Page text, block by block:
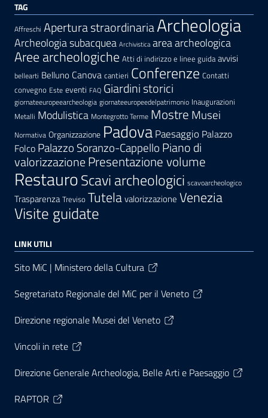
TAG
Affreschi Apertura straordinariaArcheologia
Archeologia subacquea Archivistica area archeologica
Aree archeologiche Atti di indirizzo e linee guida avvisi
bellearti Belluno Canova cantieri Conferenze Contatti
convegno Este eventi FAQ Giardini storici
giornateeuropeearcheologia giornateeuropeedelpatrimonio Inaugurazioni
Metalli Modulistica Montegrotto Terme Mostre Musei
Normativa Organizzazione PadovaPaesaggio Palazzo
Folco Palazzo Soranzo-Cappello Piano di
valorizzazionePresentazione volume
RestauroScavi archeologici scavoarcheologico
Trasparenza Treviso Tutelavalorizzazione Venezia
Visite guidate
LINK UTILI
Sito MiC | Ministero della Cultura
Segretariato Regionale del MiC per il Veneto
Direzione regionale Musei del Veneto
Vincoli in rete
Direzione Generale Archeologia, Belle Arti e Paesaggio
RAPTOR